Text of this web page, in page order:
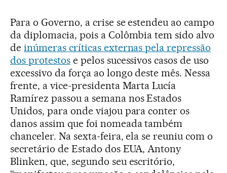
Para o Governo, a crise se estendeu ao campo
da diplomacia, pois a Colômbia tem sido alvo
de inúmeras críticas externas pela repressão
dos protestose pelos sucessivos casos de uso
excessivo da força ao longo deste mês. Nessa
frente, a vice-presidenta Marta Lucía
Ramírez passou a semana nos Estados
Unidos, para onde viajou para conter os
danos assim que foi nomeada também
chanceler. Na sexta-feira, ela se reuniu com o
secretário de Estado dos EUA, Antony
Blinken, que, segundo seu escritório,